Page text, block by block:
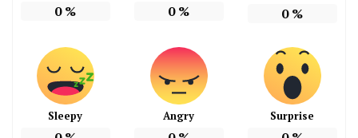
0% 0% 0%
Sleepy Angry Surprise